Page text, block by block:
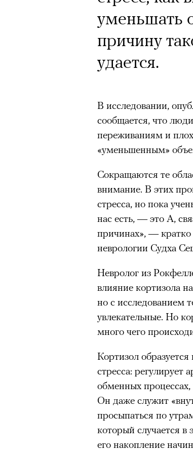
уменьшать
причину
удается.
В исследовании,
сообщается, что
переживаниям и
«уменьшенным»
Сокращаются те
внимание. В этих
стресса, но пока
нас есть, — это А,
причинах», — кратко
неврологии Судха
Невролог из
влияние кортизола
но с исследованием
увлекательные. Но
много чего
Кортизол
стресса: регулирует
обменных
Он даже служит
просыпаться по
который случается в
его накопление
горы
готовы
Психологи
тянет с
Подписывайтесь
Главное
концентрации,
остается
Экстремальные
гормонов , из-
из самых ярких
Для многих
рутины,
Совместное
людьми
Наука не
признает, что к
устойчивостью к